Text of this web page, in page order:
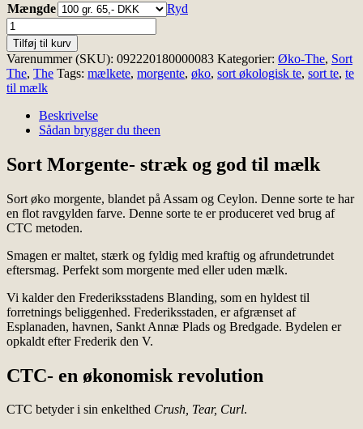
Mængde
Ryd
Sort
Morgente
økologisk
antal
Tilføj til kurv
Varenummer (SKU): 092220180000083 Kategorier: Øko-The, Sort
The, The Tags: mælkete, morgente, øko, sort økologisk te, sort te, te
til mælk
Beskrivelse
Sådan brygger du theen
Sort Morgente- stræk og god til mælk
Sort øko morgente, blandet på Assam og Ceylon. Denne sorte te har
en flot ravgylden farve. Denne sorte te er produceret ved brug af
CTC metoden.
Smagen er maltet, stærk og fyldig med kraftig og afrundetrundet
eftersmag. Perfekt som morgente med eller uden mælk.
Vi kalder den Frederiksstadens Blanding, som en hyldest til
forretnings beliggenhed. Frederiksstaden, er afgrænset af
Esplanaden, havnen, Sankt Annæ Plads og Bredgade. Bydelen er
opkaldt efter Frederik den V.
CTC- en økonomisk revolution
CTC betyder i sin enkelthed Crush, Tear, Curl.